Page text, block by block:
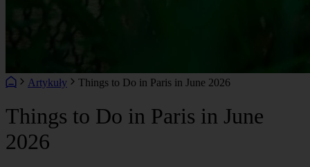
Artykuły Things to Do in Paris in June 2026
Things to Do in Paris in June
2026